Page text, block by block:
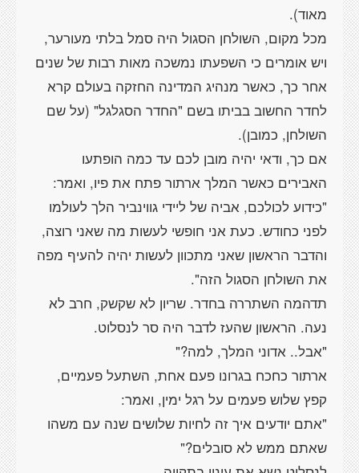
מכל מקום, השולחן הסגול היה סמל בלתי מעורער,
ויש אומרים כי השפעתו נמשכה מאות רבות של שנים
אחר כך, כאשר מנהיג המדינה החזקה בעולם קרא
לחדר החשוב בביתו בשם "החדר הסגלגל" (על שם
אם כך, ודאי יהיה מובן לכם עד כמה הופתעו
"כידוע לכולכם, אביה של ליידי גווינביר הלך לעולמו
לפני כחודש. כעת אני חופשי לעשות מה שאני רוצה,
והדבר הראשון שאני מתכוון לעשות יהיה להעיף מפה
תדהמה השתררה בחדר. שריון לא שקשק, חרב לא
ארתור כחכח בגרונו פעם אחת, השתעל פעמיים,
"אתם יודעים איך זה לחיות שלושים שנה עם משהו